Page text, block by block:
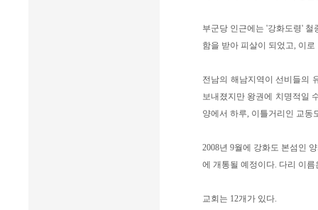
부군당 인근에는 '강화도령' 철
함을 받아 피살이 되었고, 이
전남의 해남지역이 선비들의
보내졌지만 왕권에 치명적일
양에서 하루, 이틀거리인 교동
2008년 9월에 강화도 본섬인
에 개통될 예정이다. 다리 이
교회는 12개가 있다.